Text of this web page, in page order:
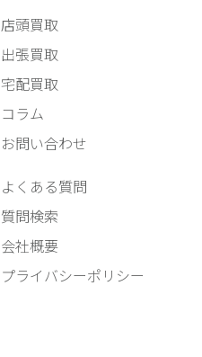
店頭買取
出張買取
宅配買取
コラム
お問い合わせ
よくある質問
質問検索
会社概要
プライバシーポリシー